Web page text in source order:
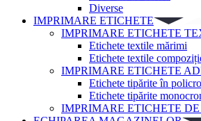
Diverse
IMPRIMARE ETICHETE
IMPRIMARE ETICHETE
Etichete textile mărimi
Etichete textile
IMPRIMARE ETICHETE
Etichete tipărite în
Etichete tipărite
IMPRIMARE ETICHETE